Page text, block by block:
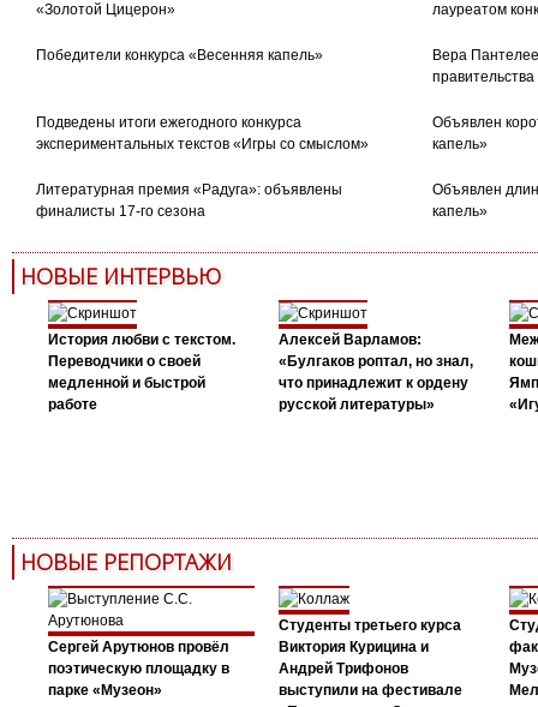
«Золотой Цицерон»
лауреатом
Победители конкурса «Весенняя капель»
Вера
Подведены итоги ежегодного конкурса
экспериментальных текстов «Игры со смыслом»
Объявлен
капель»
Литературная премия «Радуга»: объявлены
финалисты 17-го сезона
Объявлен
капель»
НОВЫЕ ИНТЕРВЬЮ
История любви с текстом.
Переводчики о своей
медленной и быстрой
работе
Алексей Варламов:
«Булгаков роптал, но знал,
что принадлежит к ордену
русской литературы»
НОВЫЕ РЕПОРТАЖИ
Сергей Арутюнов провёл
поэтическую площадку в
парке «Музеон»
Студенты третьего курса
Виктория Курицина и
Андрей Трифонов
выступили на фестивале